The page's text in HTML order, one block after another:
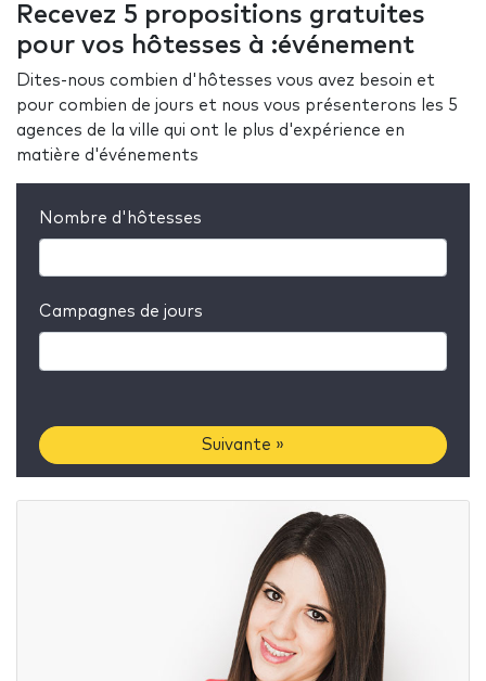
Recevez 5 propositions gratuites
pour vos hôtesses à :événement
Dites-nous combien d'hôtesses vous avez besoin et
pour combien de jours et nous vous présenterons les 5
agences de la ville qui ont le plus d'expérience en
matière d'événements
Nombre d'hôtesses
Campagnes de jours
Suivante »